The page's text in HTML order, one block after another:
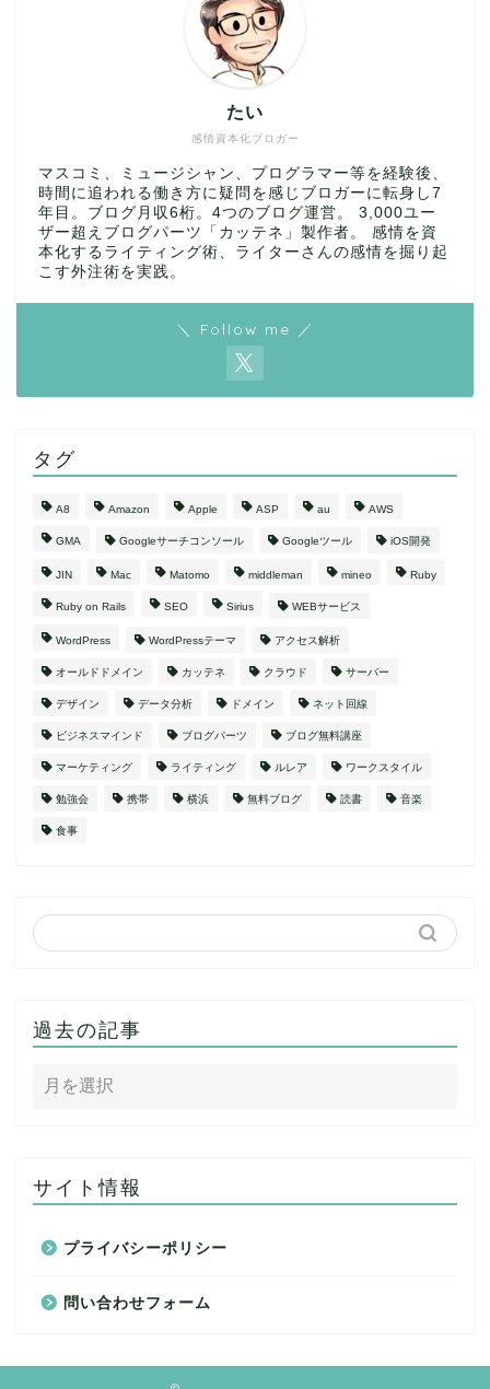
感情資本化ブロガー
たい
マスコミ、ミュージシャン、プログラマー等を経験後、
時間に追われる働き方に疑問を感じブロガーに転身し7
年目。ブログ月収6桁。4つのブログ運営。 3,000ユー
ザー超えブログパーツ「カッテネ」製作者。 感情を資
本化するライティング術、ライターさんの感情を掘り起
こす外注術を実践。
＼ Follow me ／
タグ
A8 Amazon Apple ASP au AWS
GMA Googleサーチコンソール Googleツール iOS開発
JIN Mac Matomo middleman mineo Ruby
Ruby on Rails SEO Sirius WEBサービス
WordPress WordPressテーマ アクセス解析
オールドドメイン カッテネ クラウド サーバー
デザイン データ分析 ドメイン ネット回線
ビジネスマインド ブログパーツ ブログ無料講座
マーケティング ライティング ルレア ワークスタイル
勉強会 携帯 横浜 無料ブログ 読書 音楽
食事
過去の記事
サイト情報
プライバシーポリシー
問い合わせフォーム